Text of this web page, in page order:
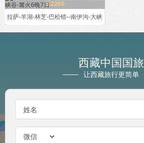
¥ 2260
拉萨-羊湖-林芝-巴松错--南伊沟-大峡
西藏中国国旅
让西藏旅行更简单
姓名